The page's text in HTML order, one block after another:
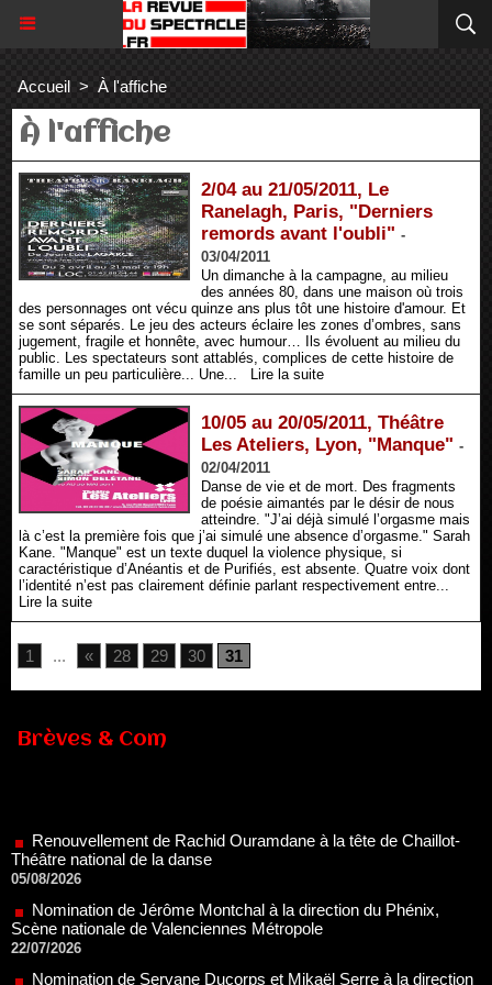
Accueil > À l'affiche
À l'affiche
2/04 au 21/05/2011, Le
Ranelagh, Paris, "Derniers
remords avant l'oubli" -
03/04/2011
Un dimanche à la campagne, au milieu
des années 80, dans une maison où trois
des personnages ont vécu quinze ans plus tôt une histoire d'amour. Et
se sont séparés. Le jeu des acteurs éclaire les zones d’ombres, sans
jugement, fragile et honnête, avec humour… Ils évoluent au milieu du
public. Les spectateurs sont attablés, complices de cette histoire de
famille un peu particulière... Une...
Lire la suite
10/05 au 20/05/2011, Théâtre
Les Ateliers, Lyon, "Manque" -
02/04/2011
Danse de vie et de mort. Des fragments
de poésie aimantés par le désir de nous
atteindre. "J’ai déjà simulé l’orgasme mais
là c’est la première fois que j’ai simulé une absence d’orgasme." Sarah
Kane. "Manque" est un texte duquel la violence physique, si
caractéristique d’Anéantis et de Purifiés, est absente. Quatre voix dont
l’identité n’est pas clairement définie parlant respectivement entre...
Lire la suite
1 ... « 28 29 30 31
Brèves & Com
05/08/2026
Nomination de Jérôme Montchal à la direction du Phénix,
Scène nationale de Valenciennes Métropole
22/07/2026
Nomination de Servane Ducorps et Mikaël Serre à la direction
de la Comédie de Colmar - Centre Dramatique National Grand
Est Alsace